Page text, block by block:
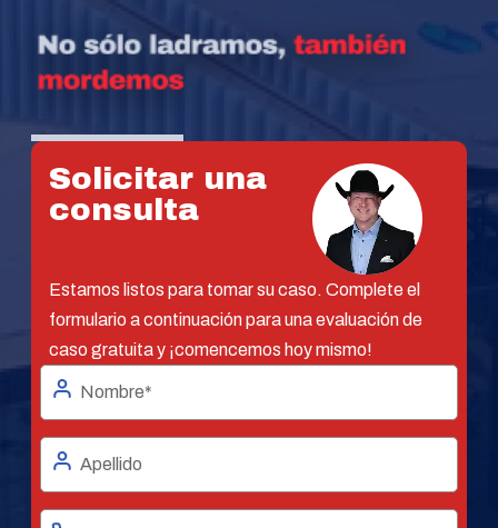
Solicitar una
consulta
Estamos listos para tomar su caso. Complete el
formulario a continuación para una evaluación de
caso gratuita y ¡comencemos hoy mismo!